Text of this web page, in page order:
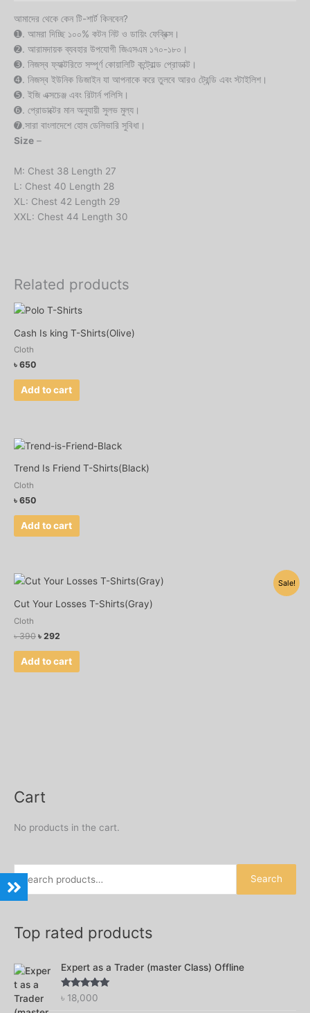
আমাদের থেকে কেন টি-শার্ট কিনবেন?
➊. আমরা দিচ্ছি ১০০% কটন নিট ও ডায়িং ফেব্রিক্স।
➋. আরামদায়ক ব্যবহার উপযোগী জিএসএম ১৭০-১৮০।
➌. নিজস্ব ফ্যাক্টরিতে সম্পূর্ণ কোয়ালিটি কন্ট্রোল্ড প্রোডাক্ট।
➍. নিজস্ব ইউনিক ডিজাইন যা আপনাকে করে তুলবে আরও ট্রেন্ডি এবং স্টাইলিশ।
➎. ইজি এক্সচেঞ্জ এবং রিটার্ন পলিসি।
➏. প্রোডাক্টের মান অনুযায়ী সুলভ মুল্য।
➐.সারা বাংলাদেশে হোম ডেলিভারি সুবিধা।
Size –
M: Chest 38 Length 27
L: Chest 40 Length 28
XL: Chest 42 Length 29
XXL: Chest 44 Length 30
Related products
Cash Is king T-Shirts(Olive)
Cloth
৳ 650
Add to cart
Trend Is Friend T-Shirts(Black)
Cloth
৳ 650
Add to cart
Sale!
Cut Your Losses T-Shirts(Gray)
Cloth
৳390
Original
was:
৳ 292
Current
is:
Add to cart
Cart
No products in the cart.
S
a
c
h
o
:
Search
Top rated products
Expert as a Trader (master Class) Offline
Rated5.00
out of 5
৳ 18,000